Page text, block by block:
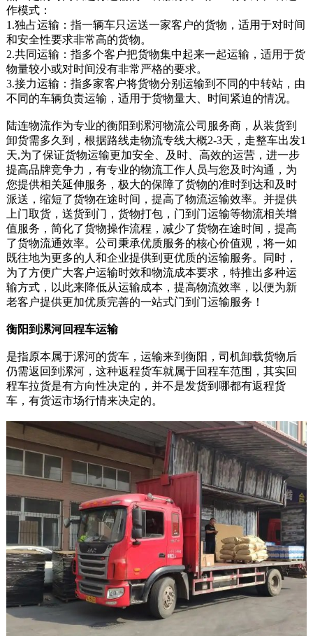
作模式：
1.独占运输：指一辆车只运送一家客户的货物，适用于对时间
和安全性要求非常高的货物。
2.共同运输：指多个客户把货物集中起来一起运输，适用于货
物量较小或对时间没有非常严格的要求。
3.接力运输：指多家客户将货物分别运输到不同的中转站，由
不同的车辆负责运输，适用于货物量大、时间紧迫的情况。
陆连物流作为专业的衡阳到漯河物流公司服务商，从装货到
卸货需多久到，根据路线走物流专线大概2-3天，走整车出发1
天,为了保证货物运输更加安全、及时、高效的运营，进一步
提高品牌竞争力，有专业的物流工作人员与您及时沟通，为
您提供相关延伸服务，极大的保障了货物的准时到达和及时
派送，缩短了货物在途时间，提高了物流运输效率。并提供
上门取货，送货到门，货物打包，门到门运输等物流相关增
值服务，简化了货物操作流程，减少了货物在途时间，提高
了货物流通效率。公司秉承优质服务的核心价值观，将一如
既往地为更多的人和企业提供到更优质的运输服务。同时，
为了方便广大客户运输时效和物流成本要求，特推出多种运
输方式，以此来降低从运输成本，提高物流效率，以便为新
老客户提供更加优质完善的一站式门到门运输服务！
衡阳到漯河回程车运输
是指原本属于漯河的货车，运输来到衡阳，司机卸载货物后
仍需返回到漯河，这种返程货车就属于回程车范围，其实回
程车拉货是有方向性决定的，并不是发货到哪都有返程货
车，有货运市场行情来决定的。